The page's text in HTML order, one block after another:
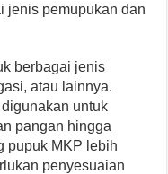
jenis pemupukan dan
berbagai jenis
atau lainnya.
untuk
pangan hingga
pupuk MKP lebih
penyesuaian